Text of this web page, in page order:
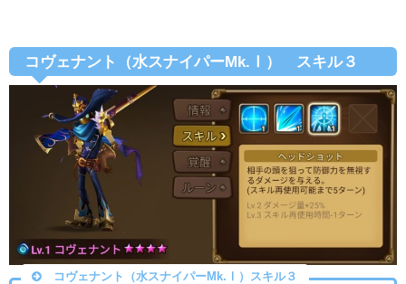
コヴェナント（水スナイパーMk.Ⅰ） スキル３
コヴェナント（水スナイパーMk.Ⅰ）スキル３